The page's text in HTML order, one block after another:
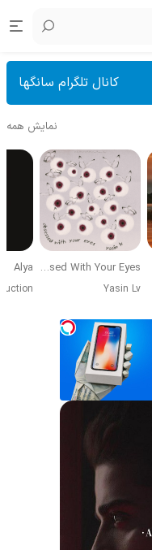
کانال تلگرام سانگها
نمایش همه
Obsessed With Your Eyes
Yasin Lv
Alya